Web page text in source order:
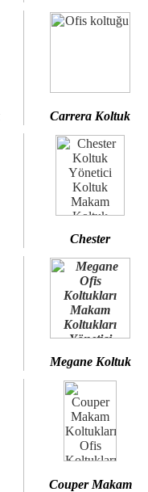
Carrera Koltuk
Chester
Megane Koltuk
Couper Makam